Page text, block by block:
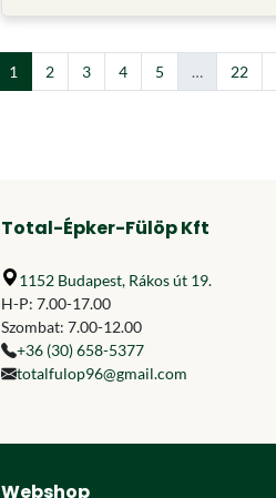
1 2 3 4 5 … 22
Total-Épker-Fülöp Kft
1152 Budapest, Rákos út 19.
H-P: 7.00-17.00
Szombat: 7.00-12.00
+36 (30) 658-5377
totalfulop96@gmail.com
Webshop